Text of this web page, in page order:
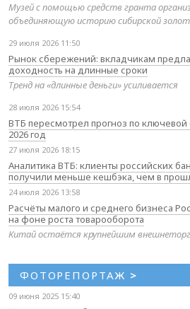
Музей с помощью средств гранта
объединяющую историю сибирской
29 июля 2026 11:50
Рынок сбережений: вкладчикам
доходность на длинные сроки
Тренд на «длинные деньги» усиливается
28 июля 2026 15:54
ВТБ пересмотрел прогноз по ключевой
2026 год
27 июля 2026 18:15
Аналитика ВТБ: клиенты российских
получили меньше кешбэка, чем в
24 июля 2026 13:58
Расчёты малого и среднего бизнеса
на фоне роста товарооборота
Китай остаётся крупнейшим
ФОТОРЕПОРТАЖ >
09 июня 2025 15:40